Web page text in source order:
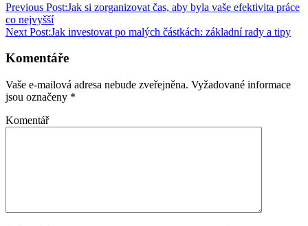
Previous Post:Jak si zorganizovat čas, aby byla vaše efektivita práce
co nejvyšší
Next Post:Jak investovat po malých částkách: základní rady a tipy
Komentáře
Vaše e-mailová adresa nebude zveřejněna. Vyžadované informace
jsou označeny *
Komentář